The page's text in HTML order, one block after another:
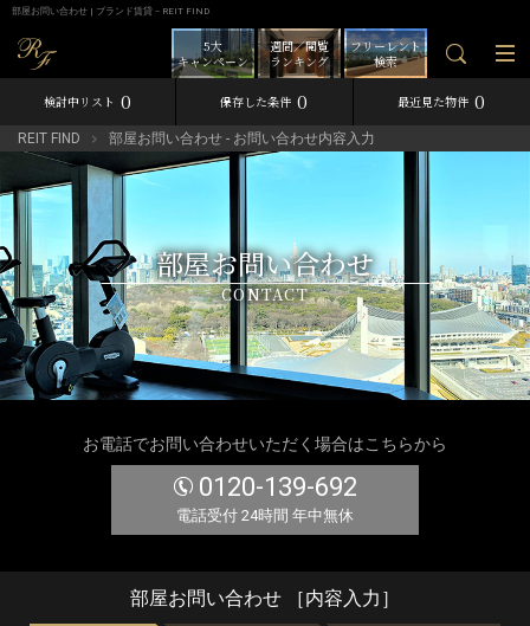
部屋お問い合わせ | ブランド賃貸－REIT FIND
フリーレント
検索
週間／閲覧
ランキング
5大
キャンペーン
検討中リスト 0 保存した条件 0 最近見た物件 0
REIT FIND 部屋お問い合わせ - お問い合わせ内容入力
部屋お問い合わせ
CONTACT
お電話でお問い合わせいただく場合はこちらから
0120-139-692
電話受付 24時間 年中無休
部屋お問い合わせ ［内容入力］